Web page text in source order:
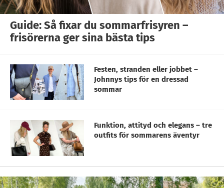
Guide: Så fixar du sommarfrisyren –
frisörerna ger sina bästa tips
Festen, stranden eller jobbet –
Johnnys tips för en dressad
sommar
Funktion, attityd och elegans – tre
outfits för sommarens äventyr